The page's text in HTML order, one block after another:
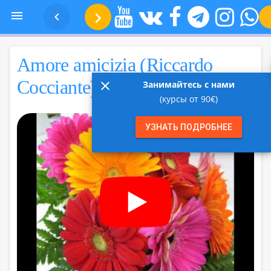
  Песня №16 —Amore amicizia

Amore amicizia (Riccardo
Cocciante)
close
Занимайтесь с нами
(курсы от 90€)
УЗНАТЬ ПОДРОБНЕЕ